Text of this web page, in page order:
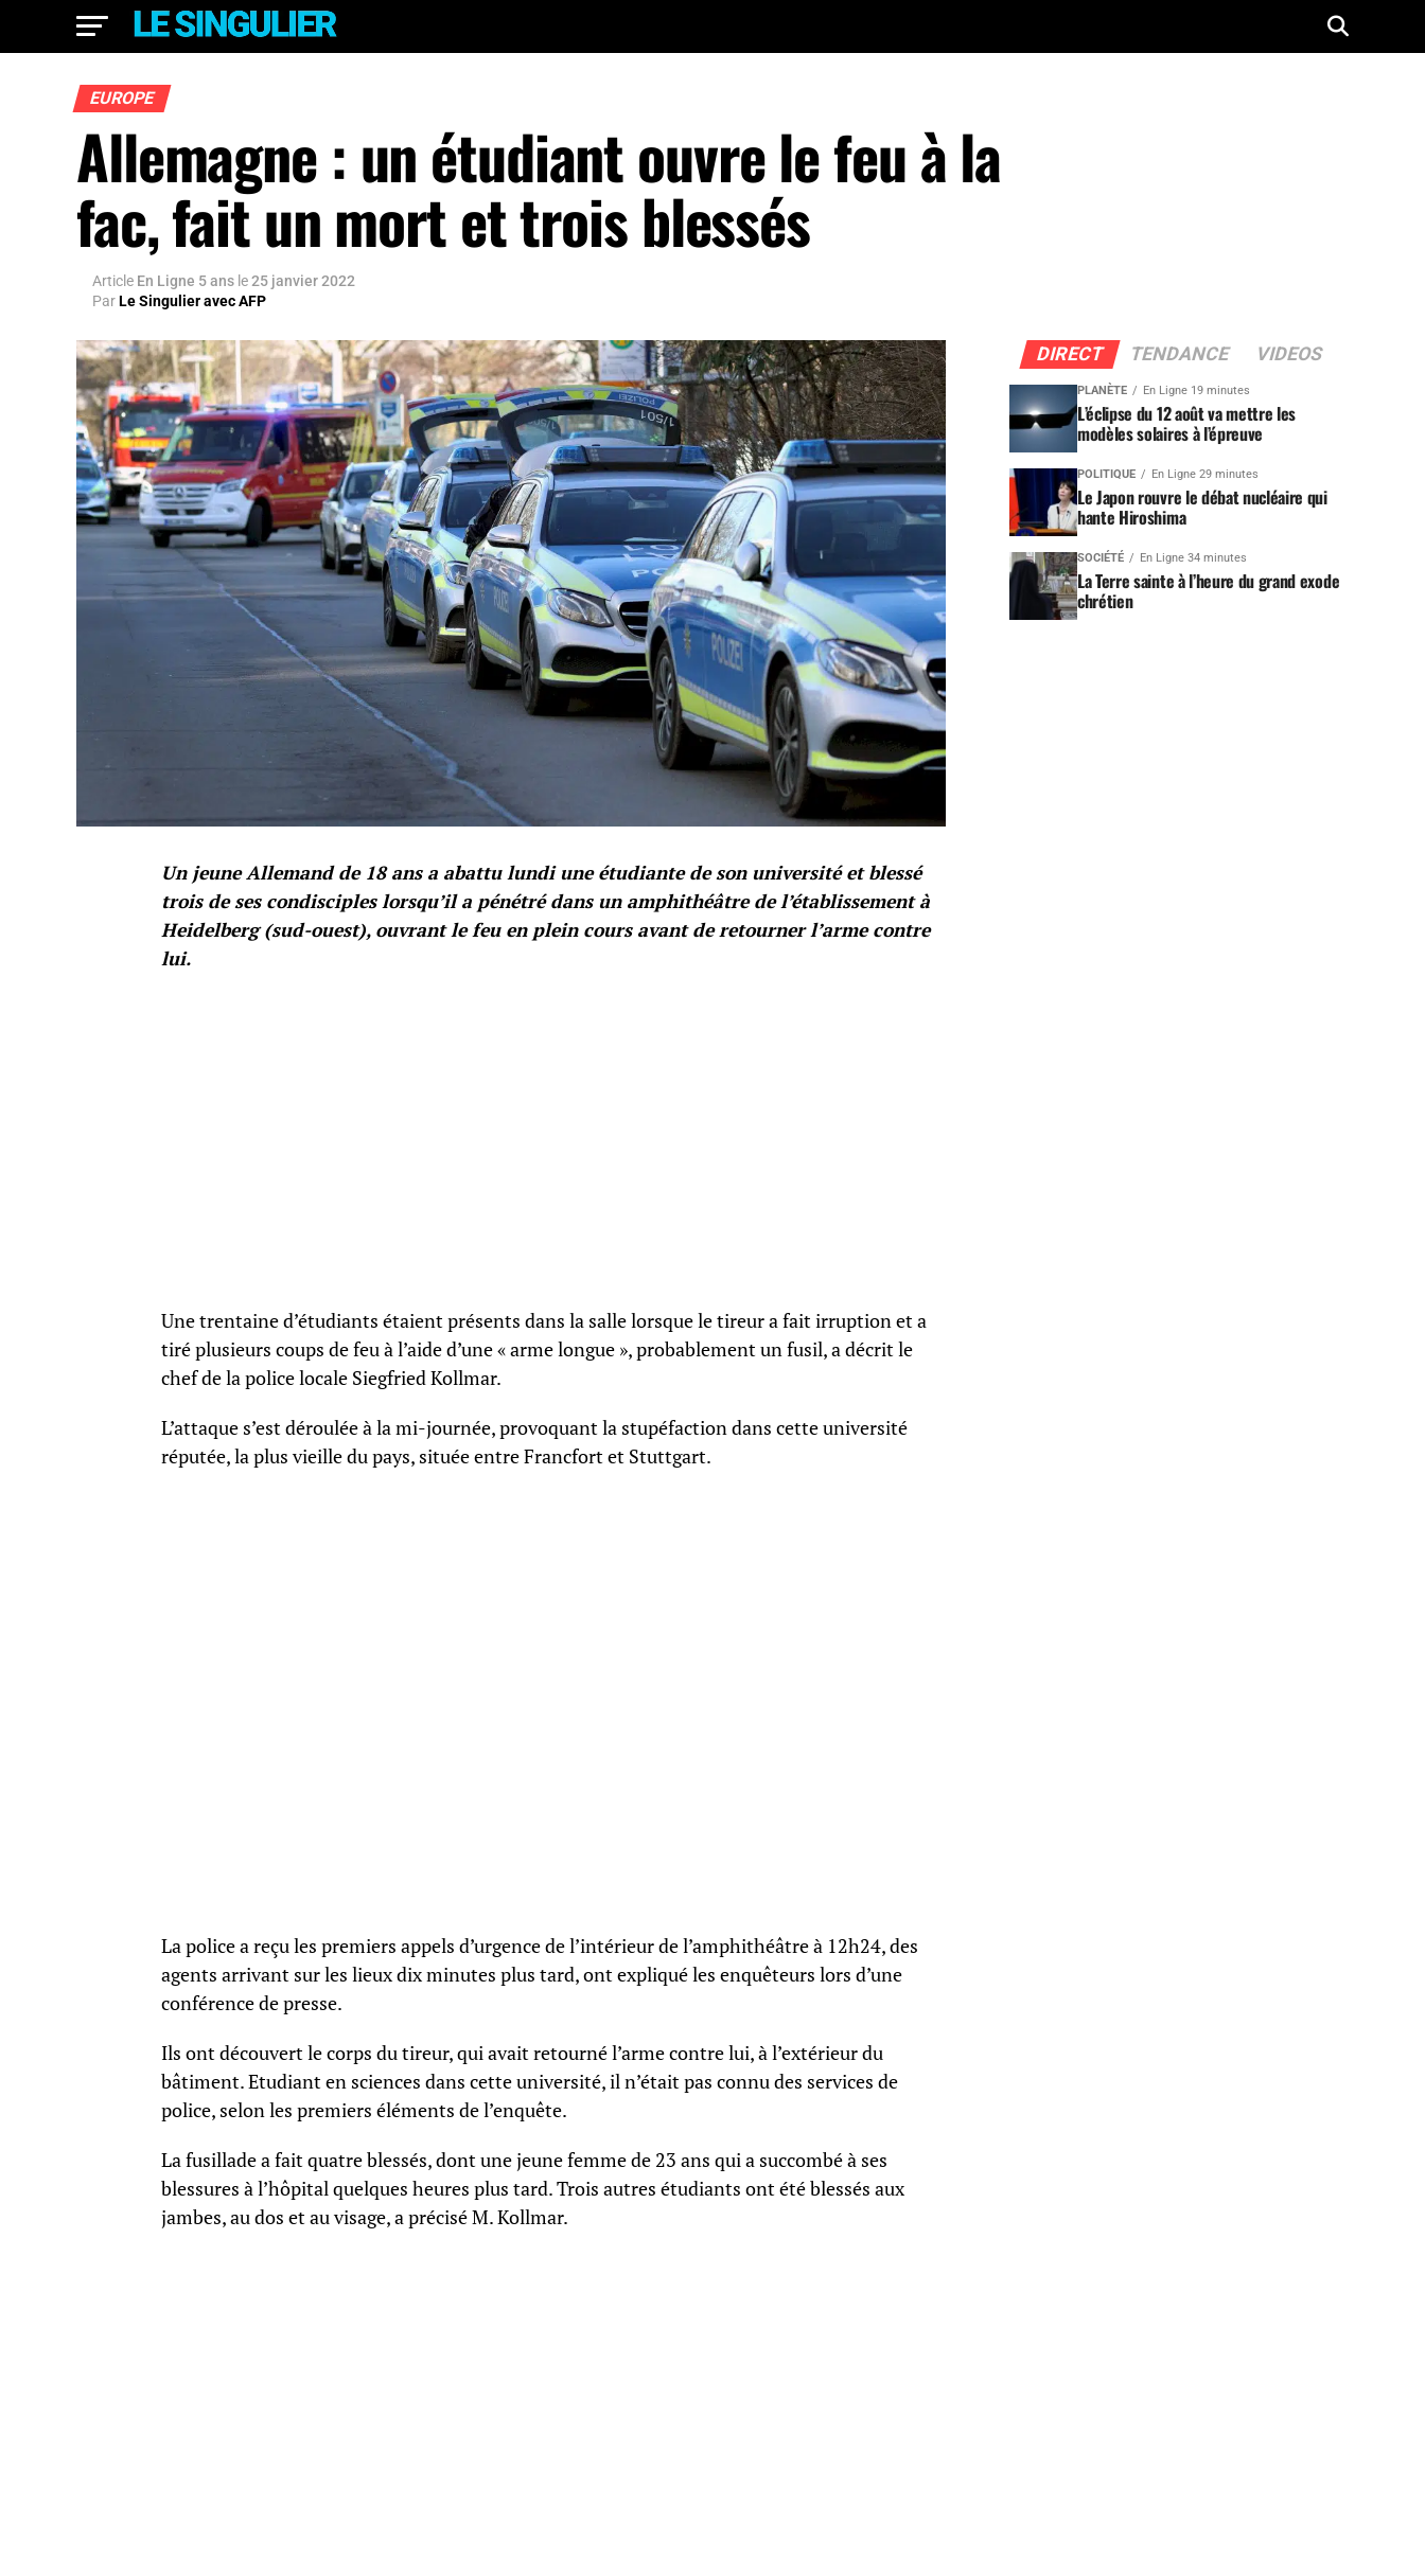
EUROPE
Allemagne : un étudiant ouvre le feu à la
fac, fait un mort et trois blessés
Article En Ligne 5 ans le25 janvier 2022
ParLe Singulier avec AFP
Un jeune Allemand de 18 ans a abattu lundi une étudiante de son université et blessé
trois de ses condisciples lorsqu’il a pénétré dans un amphithéâtre de l’établissement à
Heidelberg (sud-ouest), ouvrant le feu en plein cours avant de retourner l’arme contre
lui.
Une trentaine d’étudiants étaient présents dans la salle lorsque le tireur a fait irruption et a
tiré plusieurs coups de feu à l’aide d’une « arme longue », probablement un fusil, a décrit le
chef de la police locale Siegfried Kollmar.
L’attaque s’est déroulée à la mi-journée, provoquant la stupéfaction dans cette université
réputée, la plus vieille du pays, située entre Francfort et Stuttgart.
La police a reçu les premiers appels d’urgence de l’intérieur de l’amphithéâtre à 12h24, des
agents arrivant sur les lieux dix minutes plus tard, ont expliqué les enquêteurs lors d’une
conférence de presse.
Ils ont découvert le corps du tireur, qui avait retourné l’arme contre lui, à l’extérieur du
bâtiment. Etudiant en sciences dans cette université, il n’était pas connu des services de
police, selon les premiers éléments de l’enquête.
La fusillade a fait quatre blessés, dont une jeune femme de 23 ans qui a succombé à ses
blessures à l’hôpital quelques heures plus tard. Trois autres étudiants ont été blessés aux
jambes, au dos et au visage, a précisé M. Kollmar.
DIRECT TENDANCE VIDEOS
PLANÈTE En Ligne 19 minutes
L’éclipse du 12 août va mettre les
modèles solaires à l’épreuve
POLITIQUE En Ligne 29 minutes
Le Japon rouvre le débat nucléaire qui
hante Hiroshima
SOCIÉTÉ En Ligne 34 minutes
La Terre sainte à l’heure du grand exode
chrétien